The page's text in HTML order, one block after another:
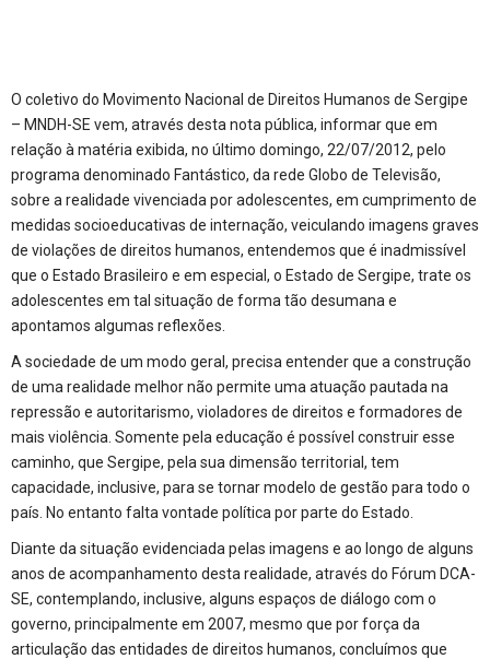
O coletivo do Movimento Nacional de Direitos Humanos de Sergipe
– MNDH-SE vem, através desta nota pública, informar que em
relação à matéria exibida, no último domingo, 22/07/2012, pelo
programa denominado Fantástico, da rede Globo de Televisão,
sobre a realidade vivenciada por adolescentes, em cumprimento de
medidas socioeducativas de internação, veiculando imagens graves
de violações de direitos humanos, entendemos que é inadmissível
que o Estado Brasileiro e em especial, o Estado de Sergipe, trate os
adolescentes em tal situação de forma tão desumana e
apontamos algumas reflexões.
A sociedade de um modo geral, precisa entender que a construção
de uma realidade melhor não permite uma atuação pautada na
repressão e autoritarismo, violadores de direitos e formadores de
mais violência. Somente pela educação é possível construir esse
caminho, que Sergipe, pela sua dimensão territorial, tem
capacidade, inclusive, para se tornar modelo de gestão para todo o
país. No entanto falta vontade política por parte do Estado.
Diante da situação evidenciada pelas imagens e ao longo de alguns
anos de acompanhamento desta realidade, através do Fórum DCA-
SE, contemplando, inclusive, alguns espaços de diálogo com o
governo, principalmente em 2007, mesmo que por força da
articulação das entidades de direitos humanos, concluímos que